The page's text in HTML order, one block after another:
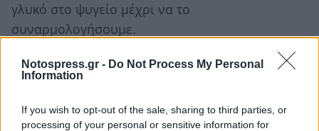
Notospress.gr - Do Not Process My Personal
Information
If you wish to opt-out of the sale, sharing to third parties, or
processing of your personal or sensitive information for
γλυκό στο ψυγείο μέχρι να το
συναρμολογήσουμε.
Συναρμολόγηση:Απλώνουμε πάνω στο
σιροπιασμένο φύλλο καταΐφι τη δροσερή κρέμα
σπάτουλα ή κορνέ. Ρίχνουμε από πάνω τη